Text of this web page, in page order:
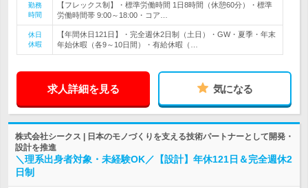
勤務
時間
【フレックス制】・標準労働時間 1日8時間（休憩60分）・標準
労働時間帯 9:00～18:00・コア…
休日
休暇
【年間休日121日】・完全週休2日制（土日）・GW・夏季・年末
年始休暇（各9～10日間）・有給休暇（…
求人詳細を見る 気になる
株式会社シークス | 日本のモノづくりを支える技術パートナーとして開発・
設計を推進
＼理系出身者対象・未経験OK／【設計】年休121日＆完全週休2
日制